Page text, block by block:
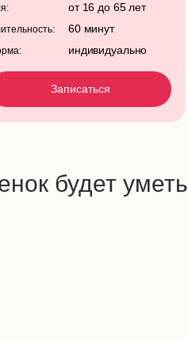
от 16 до 65 лет
60 минут
индивидуально
Записаться
будет уметь